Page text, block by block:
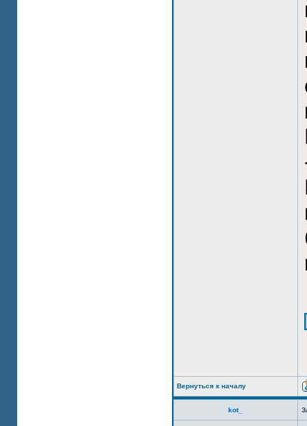
Вернуться к началу
kot_